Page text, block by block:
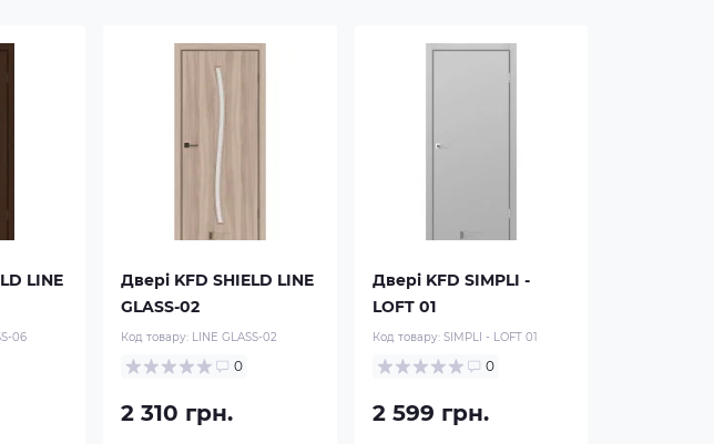
LINE
06
Двері KFD SHIELD LINE
GLASS-02
Код товару: LINE GLASS-02
0
2 310 грн.
Двері KFD SIMPLI -
LOFT 01
Код товару: SIMPLI - LOFT 01
0
2 599 грн.